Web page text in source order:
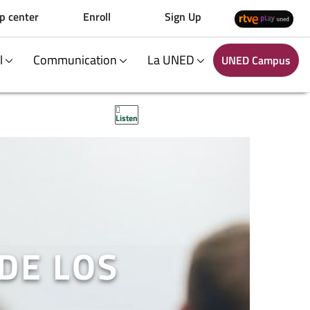
center Enroll Sign Up
Communication La UNED UNED Campus
Listen
LOS